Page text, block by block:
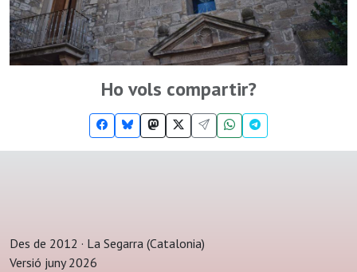
Ho vols compartir?
Des de 2012 · La Segarra (Catalonia)
Versió juny 2026